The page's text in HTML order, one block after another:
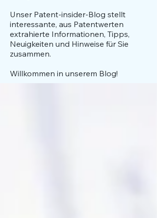
​Unser Patent-insider-Blog stellt
interessante, aus Patentwerten
extrahierte Informationen, Tipps,
Neuigkeiten und Hinweise für Sie
zusammen.
Willkommen in unserem Blog!